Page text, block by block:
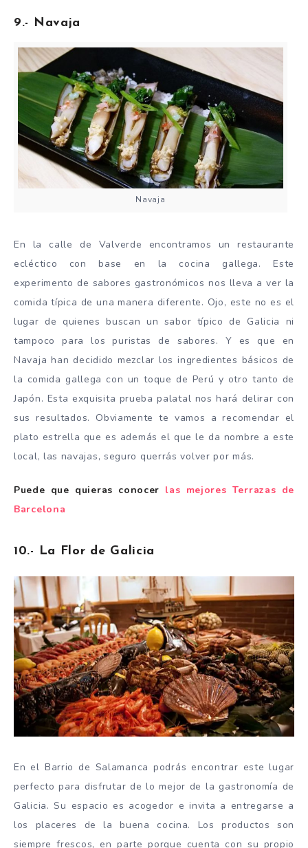
9.- Navaja
Navaja
En la calle de Valverde encontramos un restaurante
ecléctico con base en la cocina gallega. Este
experimento de sabores gastronómicos nos lleva a ver la
comida típica de una manera diferente. Ojo, este no es el
lugar de quienes buscan un sabor típico de Galicia ni
tampoco para los puristas de sabores. Y es que en
Navaja han decidido mezclar los ingredientes básicos de
la comida gallega con un toque de Perú y otro tanto de
Japón. Esta exquisita prueba palatal nos hará delirar con
sus resultados. Obviamente te vamos a recomendar el
plato estrella que es además el que le da nombre a este
local, las navajas, seguro querrás volver por más.
Puede que quieras conocer las mejores Terrazas de
Barcelona
10.- La Flor de Galicia
En el Barrio de Salamanca podrás encontrar este lugar
perfecto para disfrutar de lo mejor de la gastronomía de
Galicia. Su espacio es acogedor e invita a entregarse a
los placeres de la buena cocina. Los productos son
siempre frescos, en parte porque cuenta con su propio